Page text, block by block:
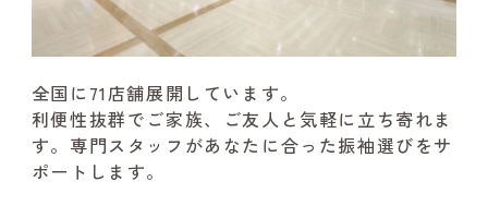
全国に71店舗展開しています。
利便性抜群でご家族、ご友人と気軽に立ち寄れま
す。 専門スタッフがあなたに合った振袖選びをサ
ポートします。